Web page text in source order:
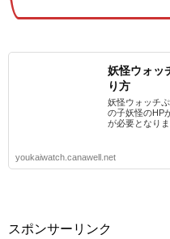
妖怪ウォッ
り方
妖怪ウォッチ
の子妖怪のHP
が必要となりま
youkaiwatch.canawell.net
スポンサーリンク